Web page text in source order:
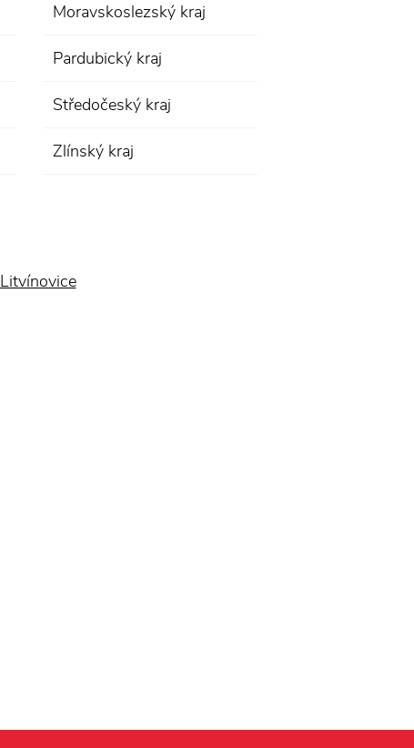
Moravskoslezský kraj
Pardubický kraj
Středočeský kraj
Zlínský kraj
Litvínovice